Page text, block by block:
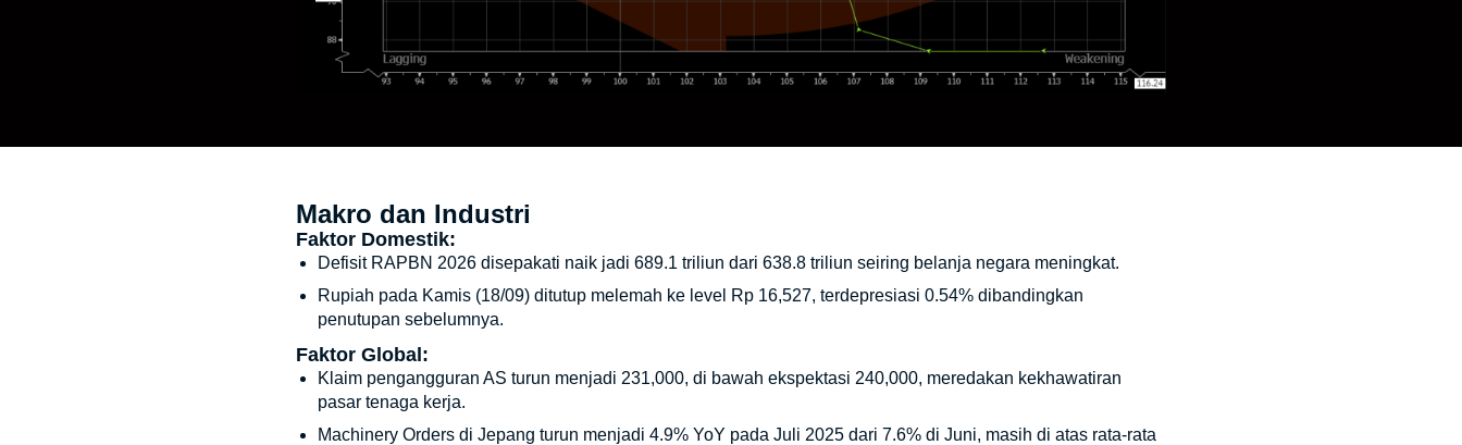
Makro dan Industri
Faktor Domestik:
Defisit RAPBN 2026 disepakati naik jadi 689.1 triliun dari 638.8 triliun seiring belanja negara meningkat.
Rupiah pada Kamis (18/09) ditutup melemah ke level Rp 16,527, terdepresiasi 0.54% dibandingkan
penutupan sebelumnya.
Faktor Global:
Klaim pengangguran AS turun menjadi 231,000, di bawah ekspektasi 240,000, meredakan kekhawatiran
pasar tenaga kerja.
Machinery Orders di Jepang turun menjadi 4.9% YoY pada Juli 2025 dari 7.6% di Juni, masih di atas rata-rata